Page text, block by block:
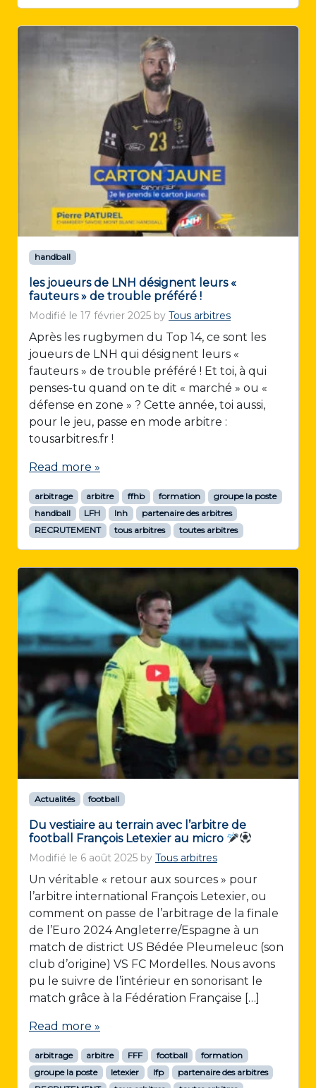
handball
les joueurs de LNH désignent leurs «
fauteurs » de trouble préféré !
Modifié le 17 février 2025 by Tous arbitres
Après les rugbymen du Top 14, ce sont les
joueurs de LNH qui désignent leurs «
fauteurs » de trouble préféré ! Et toi, à qui
penses-tu quand on te dit « marché » ou «
défense en zone » ? Cette année, toi aussi,
pour le jeu, passe en mode arbitre :
tousarbitres.fr !
Read more »
arbitrage arbitre ffhb formation
groupe la poste
handball
LFH lnh
partenaire des arbitres
RECRUTEMENT
tous arbitres toutes arbitres
Actualités football
Du vestiaire au terrain avec l’arbitre de
football François Letexier au micro
Modifié le 6 août 2025 by Tous arbitres
Un véritable « retour aux sources » pour
l’arbitre international François Letexier, ou
comment on passe de l’arbitrage de la finale
de l’Euro 2024 Angleterre/Espagne à un
match de district US Bédée Pleumeleuc (son
club d’origine) VS FC Mordelles. Nous avons
pu le suivre de l’intérieur en sonorisant le
match grâce à la Fédération Française […]
Read more »
arbitrage arbitre FFF football
formation
groupe la poste
letexier lfp
partenaire des arbitres